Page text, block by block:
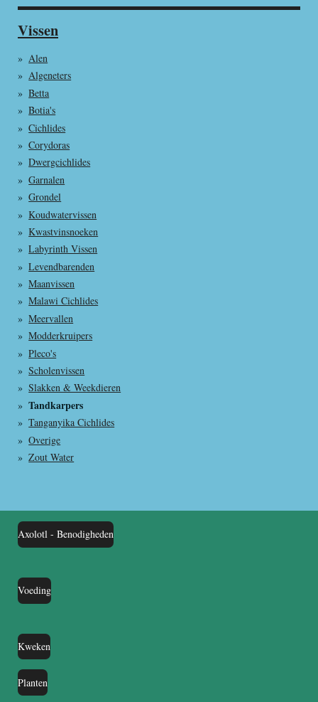
Vissen
Alen
Algeneters
Betta
Botia's
Cichlides
Corydoras
Dwergcichlides
Garnalen
Grondel
Koudwatervissen
Kwastvinsnoeken
Labyrinth Vissen
Levendbarenden
Maanvissen
Malawi Cichlides
Meervallen
Modderkruipers
Pleco's
Scholenvissen
Slakken & Weekdieren
Tandkarpers
Tanganyika Cichlides
Overige
Zout Water
Axolotl - Benodigheden
Voeding
Kweken
Planten